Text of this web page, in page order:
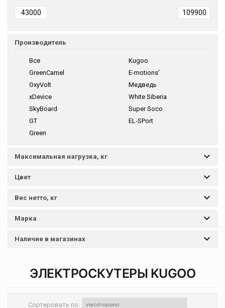
Производитель
Все
GreenCamel
E-motions'
OxyVolt
Медведь
Kugoo
xDevice
White Siberia
SkyBoard
Super Soco
GT
EL-SPort
Green
Максимальная нагрузка, кг
Цвет
Вес нетто, кг
Марка
Наличие в магазинах
ЭЛЕКТРОСКУТЕРЫ KUGOO
Сортировать по: